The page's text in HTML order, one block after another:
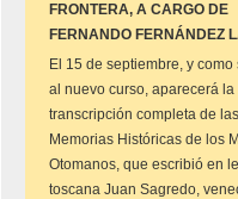
FRONTERA, A CARGO DE
FERNANDO FERNÁNDEZ
El 15 de septiembre, y como
al nuevo curso, aparecerá la
transcripción completa de las
Memorias Históricas de los
Otomanos, que escribió en
toscana Juan Sagredo,